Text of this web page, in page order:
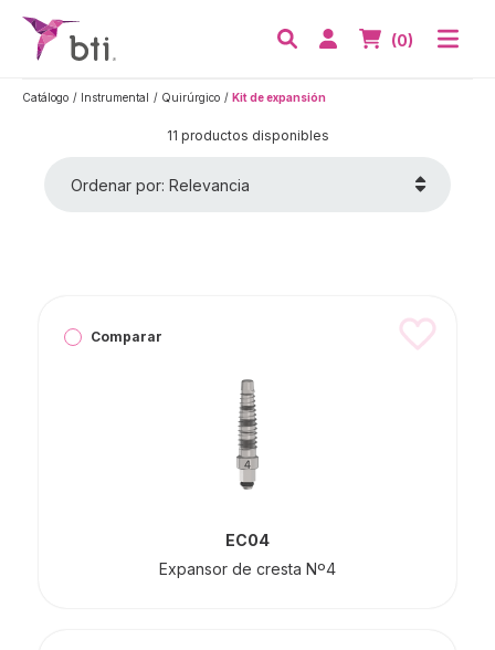
BTI - Human Tecnology
Acceder
Nº de
(0)
Catálogo Instrumental Quirúrgico Kit de expansión
11 productos disponibles
Ordenar por: Relevancia
Comparar
EC04
Expansor de cresta Nº4